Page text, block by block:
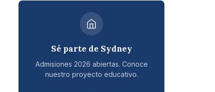
Sé parte de Sydney
Admisiones 2026 abiertas. Conoce
nuestro proyecto educativo.